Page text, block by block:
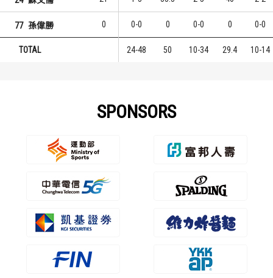
77 孫偉勝 0 0-0 0 0-0 0 0-0
TOTAL 24-48 50 10-34 29.4 10-14
SPONSORS